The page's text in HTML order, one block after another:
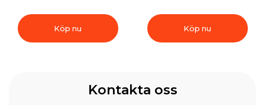
Köp nu Köp nu
Kontakta oss